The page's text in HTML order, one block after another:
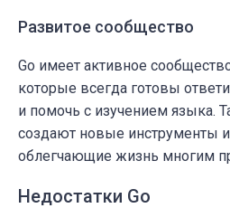
Развитое сообщество
Go имеет активное
которые всегда готовы
и помочь с изучением языка.
создают новые инструменты
облегчающие жизнь многим
Недостатки Go